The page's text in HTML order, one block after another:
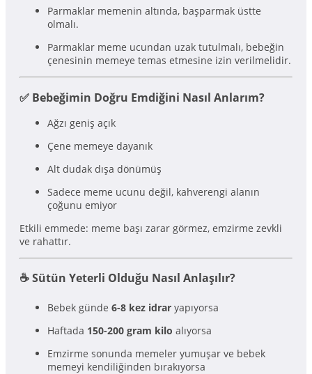
Parmaklar memenin altında, başparmak üstte
olmalı.
Parmaklar meme ucundan uzak tutulmalı, bebeğin
çenesinin memeye temas etmesine izin verilmelidir.
✅ Bebeğimin Doğru Emdiğini Nasıl Anlarım?
Ağzı geniş açık
Çene memeye dayanık
Alt dudak dışa dönümüş
Sadece meme ucunu değil, kahverengi alanın
çoğunu emiyor
Etkili emmede: meme başı zarar görmez, emzirme zevkli
ve rahattır.
☕ Sütün Yeterli Olduğu Nasıl Anlaşılır?
Bebek günde 6-8 kez idrar yapıyorsa
Haftada 150-200 gram kilo alıyorsa
Emzirme sonunda memeler yumuşar ve bebek
memeyi kendiliğinden bırakıyorsa